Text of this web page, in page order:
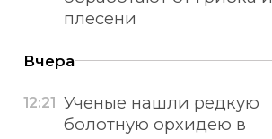
плесени
Вчера
12:21 Ученые нашли редкую
болотную орхидею в